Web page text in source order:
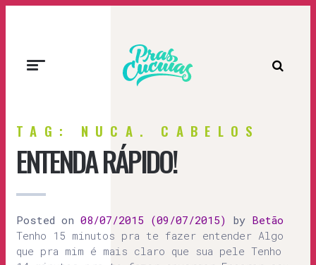
Prascucuias
TAG: NUCA. CABELOS
ENTENDA RÁPIDO!
Posted on 08/07/2015 (09/07/2015) by Betão
Tenho 15 minutos pra te fazer entender Algo
que pra mim é mais claro que sua pele Tenho